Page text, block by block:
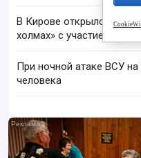
В Кирове открылся V
холмах» с участием звёзд
При ночной атаке ВСУ
человека